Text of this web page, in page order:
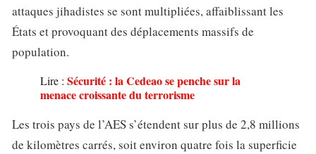
attaques jihadistes se sont multipliées, affaiblissant les
États et provoquant des déplacements massifs de
population.
Lire : Sécurité : la Cedeao se penche sur la
menace croissante du terrorisme
Les trois pays de l’AES s’étendent sur plus de 2,8 millions
de kilomètres carrés, soit environ quatre fois la superficie